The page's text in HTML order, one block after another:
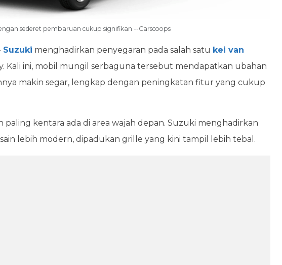
sederet pembaruan cukup signifikan --Carscoops
Suzuki menghadirkan penyegaran pada salah satu kei van
Kali ini, mobil mungil serbaguna tersebut mendapatkan ubahan
makin segar, lengkap dengan peningkatan fitur yang cukup
paling kentara ada di area wajah depan. Suzuki menghadirkan
lebih modern, dipadukan grille yang kini tampil lebih tebal.